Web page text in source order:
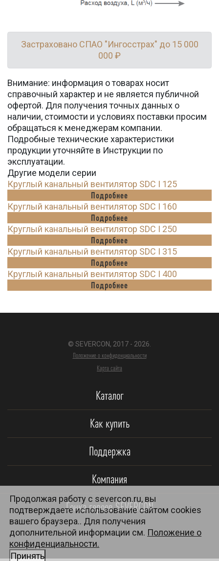
Застраховано СПАО "Ингосстрах" до 15 000
000 ₽
Внимание: информация о товарах носит
справочный характер и не является публичной
офертой. Для получения точных данных о
наличии, стоимости и условиях поставки просим
обращаться к менеджерам компании.
Подробные технические характеристики
продукции уточняйте в Инструкции по
эксплуатации.
Другие модели серии
Круглый канальный вентилятор SDC I 125
Подробнее
Круглый канальный вентилятор SDC I 160
Подробнее
Круглый канальный вентилятор SDC I 250
Подробнее
Круглый канальный вентилятор SDC I 315
Подробнее
Круглый канальный вентилятор SDC I 400
Подробнее
© SEVERCON, 2017 - 2026.
Положение о конфиденциальности
Карта сайта
Каталог
Как купить
Поддержка
Компания
Гонка героев SEVERCON
Продолжая работу с severcon.ru, вы
подтверждаете использование сайтом cookies
вашего браузера.. Для получения
дополнительной информации см. Положение о
конфиденциальности.
Принять